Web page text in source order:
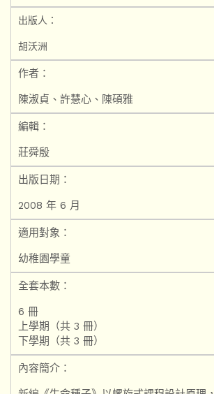
出版人：
胡沃洲
作者：
陳淑貞、許慧心、陳碩雅
編輯：
莊舜殷
出版日期：
2008 年 6 月
適用對象：
幼稚園學童
全套本數：
6 冊
上學期（共 3 冊）
下學期（共 3 冊）
內容簡介：